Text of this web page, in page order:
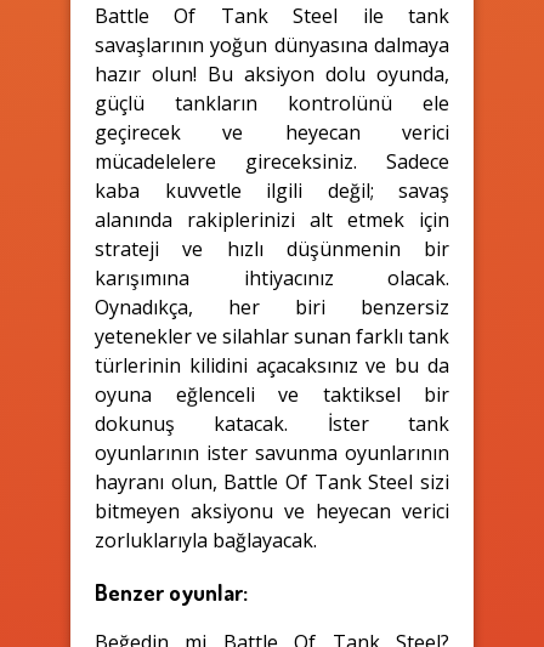
Battle Of Tank Steel ile tank
savaşlarının yoğun dünyasına dalmaya
hazır olun! Bu aksiyon dolu oyunda,
güçlü tankların kontrolünü ele
geçirecek ve heyecan verici
mücadelelere gireceksiniz. Sadece
kaba kuvvetle ilgili değil; savaş
alanında rakiplerinizi alt etmek için
strateji ve hızlı düşünmenin bir
karışımına ihtiyacınız olacak.
Oynadıkça, her biri benzersiz
yetenekler ve silahlar sunan farklı tank
türlerinin kilidini açacaksınız ve bu da
oyuna eğlenceli ve taktiksel bir
dokunuş katacak. İster tank
oyunlarının ister savunma oyunlarının
hayranı olun, Battle Of Tank Steel sizi
bitmeyen aksiyonu ve heyecan verici
zorluklarıyla bağlayacak.
Benzer oyunlar: